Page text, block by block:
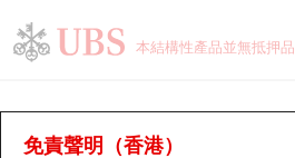
本結構性產品並無抵押品
免責聲明（香港）
認股證分析儀
瑞銀認股證一覽
街貨統計
牛熊全景快搜
街貨統計
十大升幅/跌幅
正股分析儀
持股比重
每月輪證大市專題